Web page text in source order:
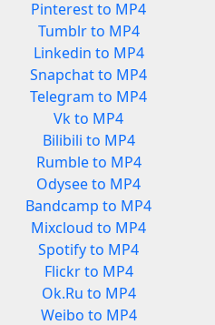
Pinterest to MP4
Tumblr to MP4
Linkedin to MP4
Snapchat to MP4
Telegram to MP4
Vk to MP4
Bilibili to MP4
Rumble to MP4
Odysee to MP4
Bandcamp to MP4
Mixcloud to MP4
Spotify to MP4
Flickr to MP4
Ok.Ru to MP4
Weibo to MP4